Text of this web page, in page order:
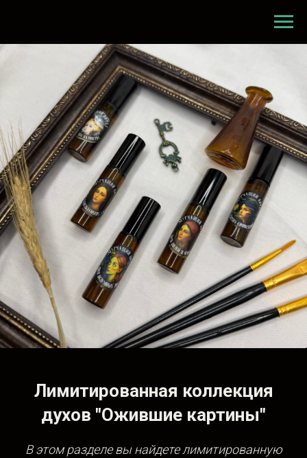
Лимитированная коллекция
духов "Ожившие картины"
В этом разделе вы найдете лимитированную